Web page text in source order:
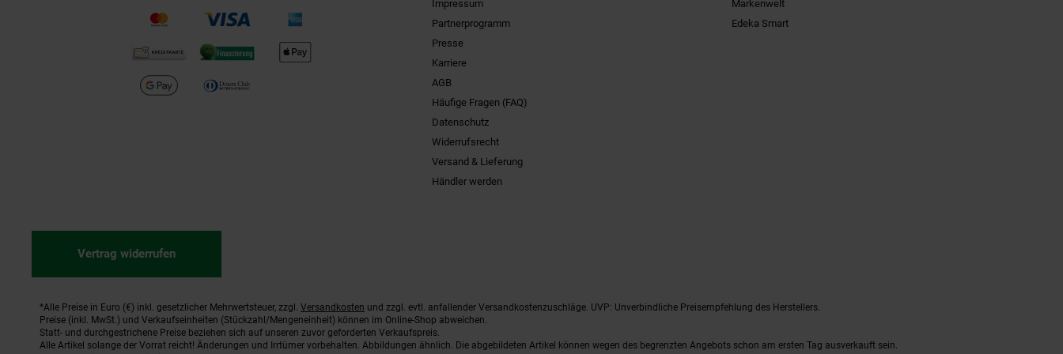
Impressum
Partnerprogramm
Presse
Karriere
AGB
Häufige Fragen (FAQ)
Datenschutz
Widerrufsrecht
Versand & Lieferung
Händler werden
Markenwelt
Edeka Smart
Vertrag widerrufen
Fußnoten
*Alle Preise in Euro (€) inkl. gesetzlicher Mehrwertsteuer, zzgl. Versandkosten und zzgl. evtl. anfallender Versandkostenzuschläge. UVP: Unverbindliche Preisempfehlung des Herstellers.
Preise (inkl. MwSt.) und Verkaufseinheiten (Stückzahl/Mengeneinheit) können im Online-Shop abweichen.
Statt- und durchgestrichene Preise beziehen sich auf unseren zuvor geforderten Verkaufspreis.
Alle Artikel solange der Vorrat reicht! Änderungen und Irrtümer vorbehalten. Abbildungen ähnlich. Die abgebildeten Artikel können wegen des begrenzten Angebots schon am ersten Tag ausverkauft sein.